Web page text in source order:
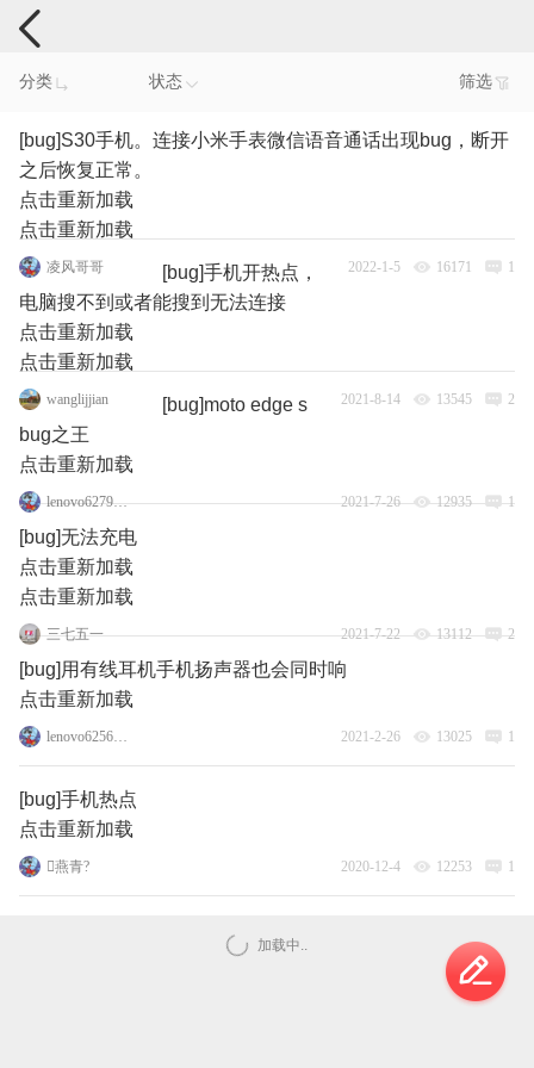
手机反馈
分类 状态 筛选
[bug]S30手机。连接小米手表微信语音通话出现bug，断开
之后恢复正常。
点击重新加载
点击重新加载
凌风哥哥 2022-1-5 16171 1
[bug]手机开热点，
电脑搜不到或者能搜到无法连接
点击重新加载
点击重新加载
wanglijjian 2021-8-14 13545 2
[bug]moto edge s
bug之王
点击重新加载
lenovo62795586 2021-7-26 12935 1
[bug]无法充电
点击重新加载
点击重新加载
三七五一 2021-7-22 13112 2
[bug]用有线耳机手机扬声器也会同时响
点击重新加载
lenovo62564279 2021-2-26 13025 1
[bug]手机热点
点击重新加载
燕青? 2020-12-4 12253 1
加载中..